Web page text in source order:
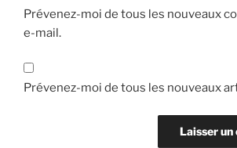
Prévenez-moi de tous les nouveaux
e-mail.
Prévenez-moi de tous les nouveaux